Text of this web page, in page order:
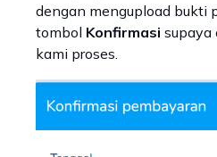
dengan mengupload bukti
tombol Konfirmasi supaya
kami proses.